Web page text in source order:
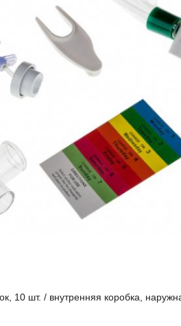
10 шт. / внутренняя коробка,